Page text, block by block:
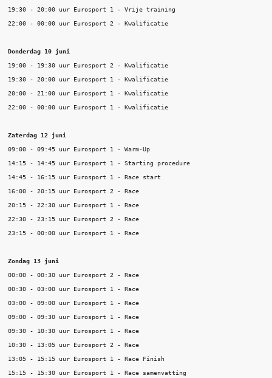
19:30 - 20:00 uur Eurosport 1 - Vrije training
22:00 - 00:00 uur Eurosport 2 - Kwalificatie
Donderdag 10 juni
19:00 - 19:30 uur Eurosport 2 - Kwalificatie
19:30 - 20:00 uur Eurosport 1 - Kwalificatie
20:00 - 21:00 uur Eurosport 1 - Kwalificatie
22:00 - 00:00 uur Eurosport 1 - Kwalificatie
Zaterdag 12 juni
09:00 - 09:45 uur Eurosport 1 - Warm-Up
14:15 - 14:45 uur Eurosport 1 - Starting procedure
14:45 - 16:15 uur Eurosport 1 - Race start
16:00 - 20:15 uur Eurosport 2 - Race
20:15 - 22:30 uur Eurosport 1 - Race
22:30 - 23:15 uur Eurosport 2 - Race
23:15 - 00:00 uur Eurosport 1 - Race
Zondag 13 juni
00:00 - 00:30 uur Eurosport 2 - Race
00:30 - 03:00 uur Eurosport 1 - Race
03:00 - 09:00 uur Eurosport 1 - Race
09:00 - 09:30 uur Eurosport 1 - Race
09:30 - 10:30 uur Eurosport 1 - Race
10:30 - 13:05 uur Eurosport 2 - Race
13:05 - 15:15 uur Eurosport 1 - Race Finish